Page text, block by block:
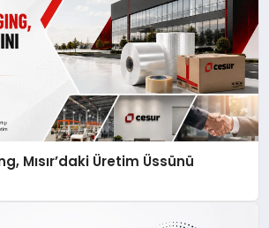
Mısır’daki Üretim Üssünü